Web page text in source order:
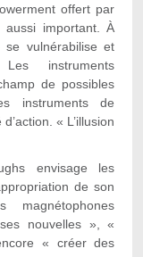
offert par
aussi important. À
se vulnérabilise et
instruments
de possibles
instruments de
« L’illusion
envisage les
de son
magnétophones
nouvelles », «
« créer des